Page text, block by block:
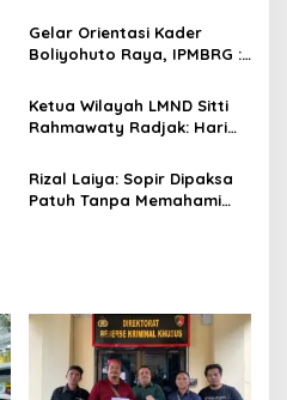
Gorontalo
Gelar Orientasi Kader
Boliyohuto Raya, IPMBRG :
Cerdas
Ketua Wilayah LMND Sitti
Rahmawaty Radjak: Hari
Momentum Kembalinya
Polri ke Jalan Rakyat
Rizal Laiya: Sopir Dipaksa
Patuh Tanpa Memahami